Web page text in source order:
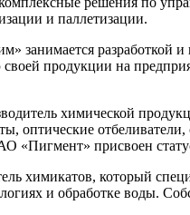
и паллетизации.
занимается
продукции на
химической
оптические
«Пигмент» присвоен
химикатов, который
и обработке воды.